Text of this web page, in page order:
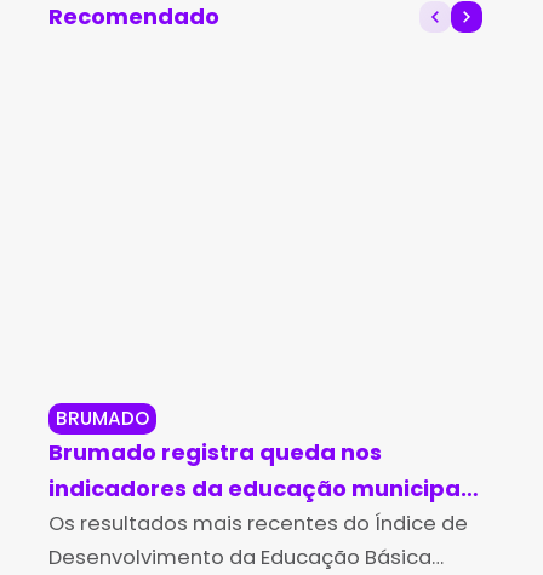
Recomendado
BRUMADO
Brumado registra queda nos
indicadores da educação municipal
no Ideb 2025
Os resultados mais recentes do Índice de
Desenvolvimento da Educação Básica